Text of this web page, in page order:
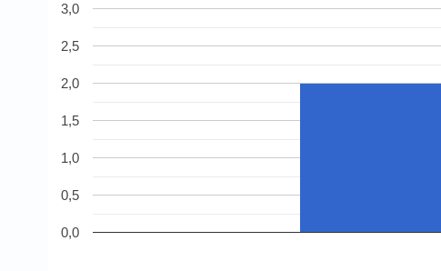
0,0
0,5
1,0
1,5
2,0
2,5
3,0